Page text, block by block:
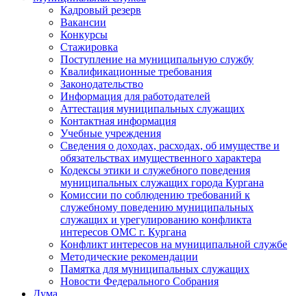
Кадровый резерв
Вакансии
Конкурсы
Стажировка
Поступление на муниципальную службу
Квалификационные требования
Законодательство
Информация для работодателей
Аттестация муниципальных служащих
Контактная информация
Учебные учреждения
Сведения о доходах, расходах, об имуществе и
обязательствах имущественного характера
Кодексы этики и служебного поведения
муниципальных служащих города Кургана
Комиссии по соблюдению требований к
служебному поведению муниципальных
служащих и урегулированию конфликта
интересов ОМС г. Кургана
Конфликт интересов на муниципальной службе
Методические рекомендации
Памятка для муниципальных служащих
Новости Федерального Cобрания
Дума